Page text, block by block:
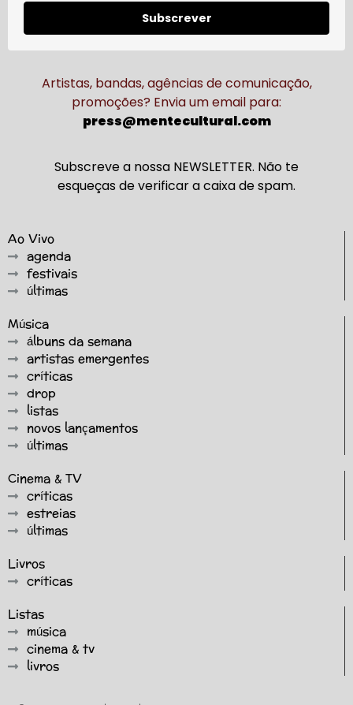
Subscrever
Artistas, bandas, agências de comunicação,
promoções? Envia um email para:
press@mentecultural.com
Subscreve a nossa NEWSLETTER. Não te
esqueças de verificar a caixa de spam.
Ao Vivo
agenda
festivais
últimas
Música
álbuns da semana
artistas emergentes
críticas
drop
listas
novos lançamentos
últimas
Cinema & TV
críticas
estreias
últimas
Livros
críticas
Listas
música
cinema & tv
livros